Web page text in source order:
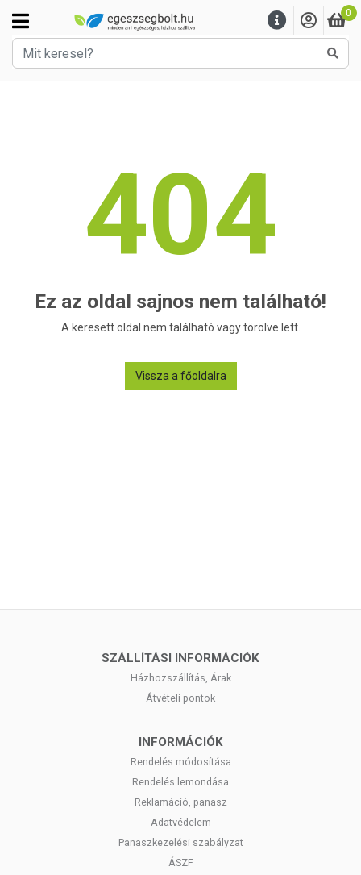
0
404
Ez az oldal sajnos nem található!
A keresett oldal nem található vagy törölve lett.
Vissza a főoldalra
SZÁLLÍTÁSI INFORMÁCIÓK
Házhozszállítás, Árak
Átvételi pontok
INFORMÁCIÓK
Rendelés módosítása
Rendelés lemondása
Reklamáció, panasz
Adatvédelem
Panaszkezelési szabályzat
ÁSZF